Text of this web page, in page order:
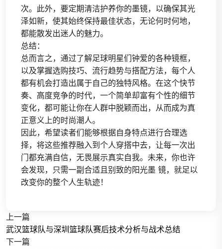
次。此外，要定期清洁护养你的墨镜，以确保其光
泽如新，使其始终保持最佳状态，无论何时何地，
都能散发出迷人的魅力。
总结：
总而言之，通过了解足球明星们钟爱的各种镜框，
以及掌握选购技巧、流行趋势与搭配方法，每个人
都有机会打造出属于自己的独特风格。在这个快节
奏、高度竞争的时代，一个简单却富有个性的细节
变化，都可能让你在人群中脱颖而出，从而成为真
正意义上的时尚潮人。
因此，希望读者们能够根据自身特点进行合理选
择，将这些推荐融入到个人穿搭中去，让每一次出
门都充满自信，无畏展示真实自我。未来，你也许
会发现，只需一副合适且别致的阳光墨 镜，就足以
改变你的整个人生轨迹！
上一篇
武汉篮球队与深圳篮球队赛后技术分析与战术总结
下一篇